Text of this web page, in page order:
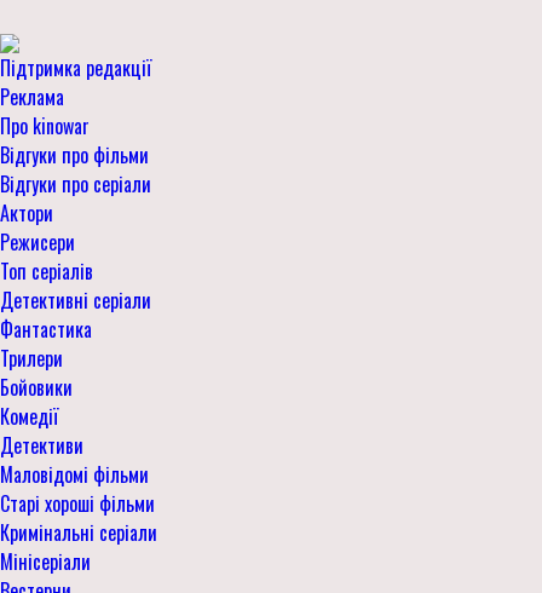
Підтримка редакції
Реклама
Про kinowar
Відгуки про фільми
Відгуки про серіали
Актори
Режисери
Топ серіалів
Детективні серіали
Фантастика
Трилери
Бойовики
Комедії
Детективи
Маловідомі фільми
Старі хороші фільми
Кримінальні серіали
Мінісеріали